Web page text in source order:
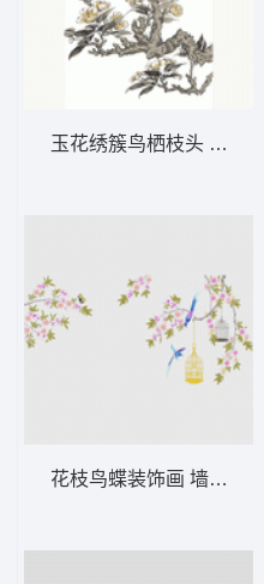
花枝鸟蝶装饰画 墙布 鸟